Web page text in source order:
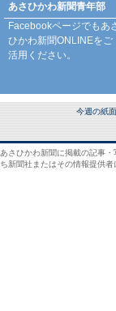
あさひかわ新聞青年部
Facebookページでもあ
ひかわ新聞ONLINEをご
活用ください。
今週の紙
あさひかわ新聞に掲載の記事
ち新聞社またはその情報提供者